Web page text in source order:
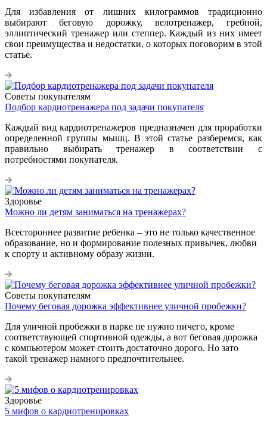
Для избавления от лишних килограммов традиционно
выбирают беговую дорожку, велотренажер, гребной,
эллиптический тренажер или степпер. Каждый из них имеет
свои преимущества и недостатки, о которых поговорим в этой
статье.
Советы покупателям
Подбор кардиотренажера под задачи покупателя
Каждый вид кардиотренажеров предназначен для проработки
определенной группы мышц. В этой статье разберемся, как
правильно выбирать тренажер в соответствии с
потребностями покупателя.
Здоровье
Можно ли детям заниматься на тренажерах?
Всестороннее развитие ребенка – это не только качественное
образование, но и формирование полезных привычек, любви
к спорту и активному образу жизни.
Советы покупателям
Почему беговая дорожка эффективнее уличной пробежки?
Для уличной пробежки в парке не нужно ничего, кроме
соответствующей спортивной одежды, а вот беговая дорожка
с компьютером может стоить достаточно дорого. Но зато
такой тренажер намного предпочтительнее.
Здоровье
5 мифов о кардиотренировках